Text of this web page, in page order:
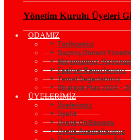
Yönetim Kurulu Üyeleri
ODAMIZ
Tarihçemiz
Geçmiş Dönem
Misyonumuz-
Faaliyet Raporlarımız
Temel Değerlerimiz
Stratejik Plan 2024 –
ÜYELERİMİZ
Üyelerimiz
Üyelik
Üyelik Ön Başvuru
Üyelik Avantajlarımız